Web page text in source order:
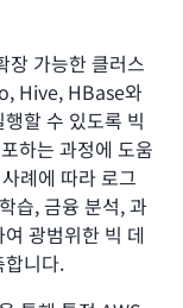
가능한 클러스
Hive, HBase와
할 수 있도록 빅
하는 과정에 도움
례에 따라 로그
습, 금융 분석, 과
광범위한 빅 데
합니다.